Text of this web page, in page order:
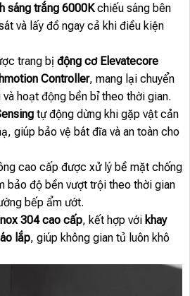
sáng trắng 6000Kchiếu sáng bên
và lấy đồ ngay cả khi điều kiện
trang bị động cơ Elevatecore
Controller, mang lại chuyển
hoạt động bền bỉ theo thời gian.
tự động dừng khi gặp vật cản
giúp bảo vệ bát đĩa và an toàn cho
cao cấp được xử lý bề mặt chống
bảo độ bền vượt trội theo thời gian
bếp ẩm ướt.
304 cao cấp, kết hợp với khay
lắp, giúp không gian tủ luôn khô